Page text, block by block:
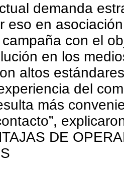
demanda
eso en
con el
en los
altos
del
más
DE